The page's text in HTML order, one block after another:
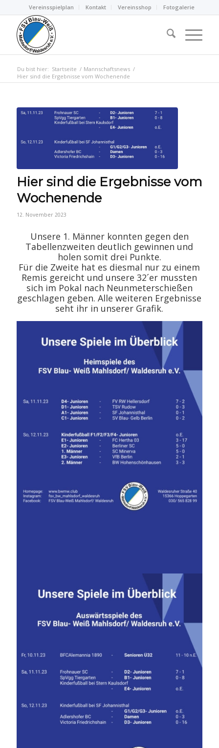
Vereinsspielplan Kontakt Vereinsshop Fotogalerie
Du bist hier: Startseite / Mannschaftsnews /
Hier sind die Ergebnisse vom Wochenende
Hier sind die Ergebnisse vom
Wochenende
12. November 2023
Unsere 1. Männer konnten gegen den
Tabellenzweiten deutlich gewinnen und
holen somit drei Punkte.
Für die Zweite hat es diesmal nur zu einem
Remis gereicht und unsere 32´er mussten
sich im Pokal nach Neunmeterschießen
geschlagen geben. Alle weiteren Ergebnisse
seht ihr in unserer Grafik.